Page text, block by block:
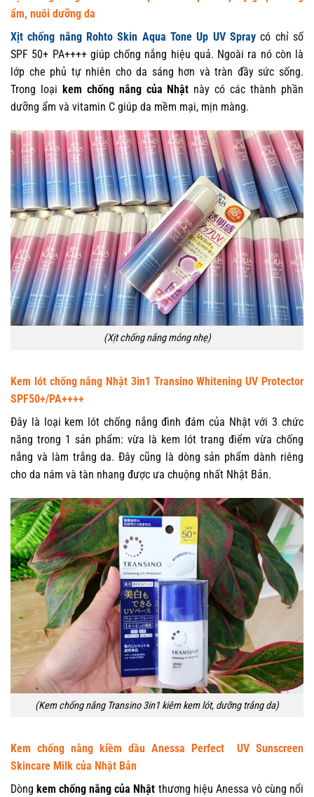
ẩm, nuôi dưỡng da
Xịt chống nắng Rohto Skin Aqua Tone Up UV Spray có chỉ số
SPF 50+ PA++++ giúp chống nắng hiệu quả. Ngoài ra nó còn là
lớp che phủ tự nhiên cho da sáng hơn và tràn đầy sức sống.
Trong loại kem chống nắng của Nhật này có các thành phần
dưỡng ẩm và vitamin C giúp da mềm mại, mịn màng.
(Xịt chống nắng mỏng nhẹ)
Kem lót chống nắng Nhật 3in1 Transino Whitening UV Protector
SPF50+/PA++++
Đây là loại kem lót chống nắng đình đám của Nhật với 3 chức
năng trong 1 sản phẩm: vừa là kem lót trang điểm vừa chống
nắng và làm trắng da. Đây cũng là dòng sản phẩm dành riêng
cho da nám và tàn nhang được ưa chuộng nhất Nhật Bản.
(Kem chống nắng Transino 3in1 kiêm kem lót, dưỡng trắng da)
Kem chống nắng kiềm dầu Anessa Perfect UV Sunscreen
Skincare Milk của Nhật Bản
Dòng kem chống nắng của Nhật thương hiệu Anessa vô cùng nổi